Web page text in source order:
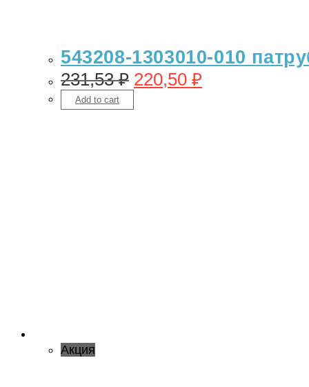
543208-1303010-010
231,53₽ 220,50 ₽
Add to cart
Акция